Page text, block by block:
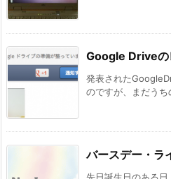
Google Driveの
発表された
のですが、まだうち
バースデー・ラ